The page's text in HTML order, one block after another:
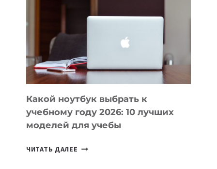
ПОМОГАЮТ
СОЗДАВАТЬ
БЕЗ
СЛОЖНОГО
КОДА
Какой ноутбук выбрать к
учебному году 2026: 10 лучших
моделей для учебы
ЧИТАТЬ ДАЛЕЕ КАКОЙ